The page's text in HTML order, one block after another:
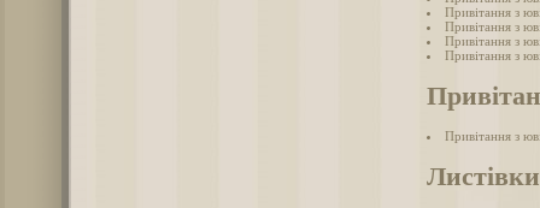
Привітання з
Привітання з
Привітання з
Привітання з
Привітання з